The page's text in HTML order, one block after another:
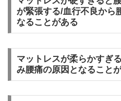
が緊張する/血行不良から
なることがある
マットレスが柔らかすぎ
み腰痛の原因となること